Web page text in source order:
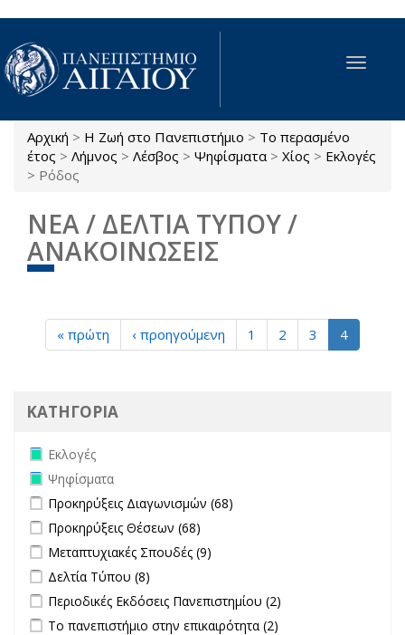
Παράκαμψη προς το κυρίως περιεχόμενο
Toggle
Είστε εδώ
Αρχική > Η Ζωή στο Πανεπιστήμιο > Το περασμένο
έτος > Λήμνος > Λέσβος > Ψηφίσματα > Χίος > Εκλογές
> Ρόδος
ΝΕΑ / ΔΕΛΤΙΑ ΤΥΠΟΥ /
ΑΝΑΚΟΙΝΩΣΕΙΣ
« πρώτη ‹ προηγούμενη 1 2 3 4
ΚΑΤΗΓΟΡΙΑ
Remove Εκλογές filter
Εκλογές
Remove Ψηφίσματα filter
Ψηφίσματα
Apply Προκηρύξεις Διαγωνισμών filter
Προκηρύξεις Διαγωνισμών (68)
Apply Προκηρύξεις Θέσεων filter
Προκηρύξεις Θέσεων (68)
Apply Μεταπτυχιακές Σπουδές filter
Μεταπτυχιακές Σπουδές (9)
Apply Δελτία Τύπου filter
Δελτία Τύπου (8)
Apply Περιοδικές Εκδόσεις Πανεπιστημίου filter
Περιοδικές Εκδόσεις Πανεπιστημίου (2)
Apply Το πανεπιστήμιο στην επικαιρότητα filter
Το πανεπιστήμιο στην επικαιρότητα (2)